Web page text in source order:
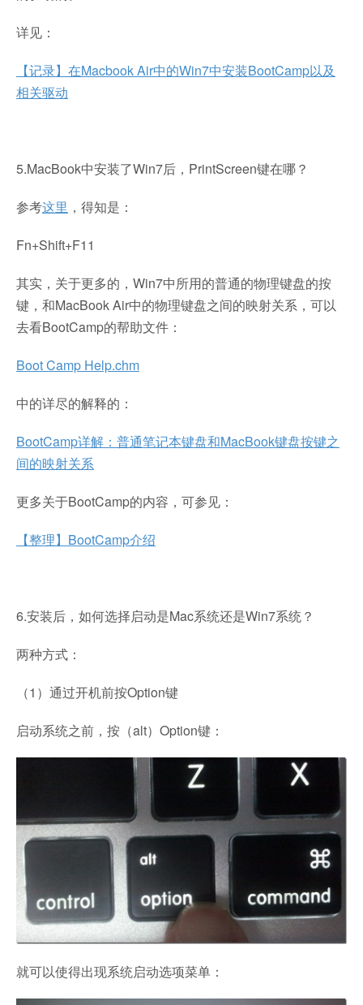
详见：
【记录】在Macbook Air中的Win7中安装BootCamp以及
相关驱动
5.MacBook中安装了Win7后，PrintScreen键在哪？
参考这里 ，得知是：
Fn+Shift+F11
其实，关于更多的，Win7中所用的普通的物理键盘的按
键，和MacBook Air中的物理键盘之间的映射关系，可以
去看BootCamp的帮助文件：
Boot Camp Help.chm
中的详尽的解释的：
BootCamp详解：普通笔记本键盘和MacBook键盘按键之
间的映射关系
更多关于BootCamp的内容，可参见：
【整理】BootCamp介绍
6.安装后，如何选择启动是Mac系统还是Win7系统？
两种方式：
（1）通过开机前按Option键
启动系统之前，按（alt）Option键：
就可以使得出现系统启动选项菜单：